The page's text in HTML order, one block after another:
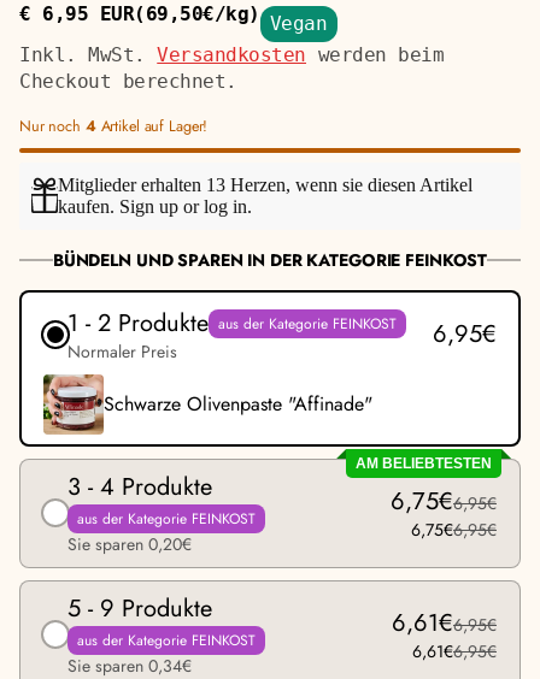
Regulärer
Preis
€ 6,95 EUR
Stückpreis(69,50€/kg) Vegan
Inkl. MwSt.Versandkosten werden beim
Checkout berechnet.
Nur noch 4Artikel auf Lager!
Mitglieder erhalten 13 Herzen, wenn sie diesen Artikel
kaufen. Sign up orlog in.
BÜNDELN UND SPAREN IN DER KATEGORIE FEINKOST
1 - 2 Produkte aus der Kategorie FEINKOST
Normaler Preis 6,95€
Schwarze Olivenpaste "Affinade"
AM BELIEBTESTEN
3 - 4 Produkte
aus der Kategorie FEINKOST
Sie sparen 0,20€
6,75€6,95€
6,75€6,95€
5 - 9 Produkte
aus der Kategorie FEINKOST
Sie sparen 0,34€
6,61€6,95€
6,61€6,95€